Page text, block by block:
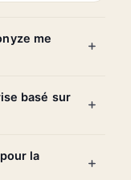
me
basé sur
la